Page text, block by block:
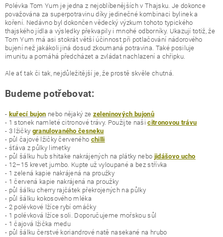
Polévka Tom Yum je jedna z nejoblíbenějších v Thajsku. Je dokonce
považována za superpotravinu díky jedinečné kombinaci bylinek a
koření. Nedávno byl dokončen vědecký výzkum tohoto typického
thajského jídla a výsledky překvapily i mnohé odborníky. Ukazují totiž, že
Tom Yum má asi stokrát větší účinnost při potlačování nádorového
bujení než jakákoli jiná dosud zkoumaná potravina. Také posiluje
imunitu a pomáhá předcházet a zvládat nachlazení a chřipku.
Ale ať tak či tak, nejdůležitější je, že prostě skvěle chutná.
Budeme potřebovat:
- kuřecí bujon nebo nějaký ze zeleninových bujonů
- 1 stonek namleté citronové trávy. Použijte našicitronovou trávu
- 3 lžičky granulovaného česneku
- půl čajové lžičky červeného chilli
- šťáva z půlky limetky
- půl šálku hub shitake nakrájených na plátky nebo jidášovo ucho
- 12–15 krevet jumbo. Kupte už vyloupané a bez střívka
- 1 zelená kapie nakrájená na proužky
- 1 červená kapie nakrájená na proužky
- půl šálku cherry rajčátek překrojených na půlky
- půl šálku kokosového mléka
- 2 polévkové lžíce rybí omáčky
- 1 polévková lžíce soli. Doporučujeme mořskou sůl
- 1 čajová lžička medu
- půl šálku čerstvé koriandrové natě nasekané na hrubo